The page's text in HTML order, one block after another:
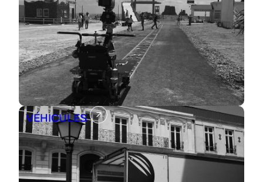
VÉHICULES